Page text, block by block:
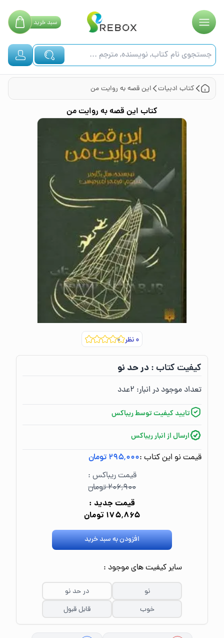
سبدخرید
کتاب ادبیات این قصه به روایت من
کتاب این قصه به روایت من
۰نظر
کیفیت کتاب :‌در حد نو
تعداد موجود در انبار:‌ ۲عدد
تایید کیفیت توسط ریباکس
ارسال از انبار ریباکس
قیمت نو این کتاب :۲۹۵٬۰۰۰ تومان
قیمت ریباکس :
۲۰۶٬۹۰۰ تومان
قیمت جدید :
۱۷۵٬۸۶۵ تومان
افزودن به سبد خرید
سایر کیفیت های موجود :
نو
در حد نو
خوب
قابل قبول